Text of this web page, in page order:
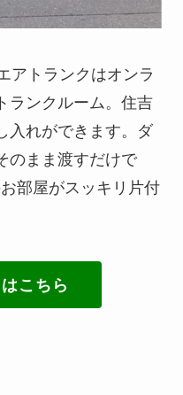
アトランクはオンラ
ランクルーム。住吉
入れができます。ダ
のまま渡すだけで
部屋がスッキリ片付
こちら